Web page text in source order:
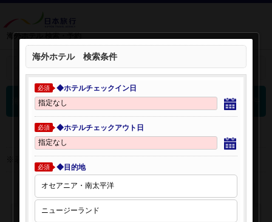
海外ホテル 検索・予約
検索条件を開く：
海外ホテル 検索結果
※表示金額はオンライン予約時の金額です。
海外ホテル 検索条件
必須 ◆ホテルチェックイン日
必須 ◆ホテルチェックアウト日
必須 ◆目的地